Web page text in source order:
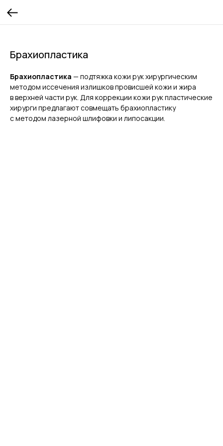
Брахиопластика
Брахиопластика — подтяжка кожи рук хирургическим
методом иссечения излишков провисшей кожи и жира
в верхней части рук. Для коррекции кожи рук пластические
хирурги предлагают совмещать брахиопластику
с методом лазерной шлифовки и липосакции.